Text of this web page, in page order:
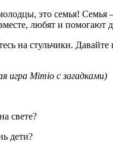
это семья! Семья
любят и помогают
на стульчики. Давайте
игра Mimio с загадками)
свете?
дети?